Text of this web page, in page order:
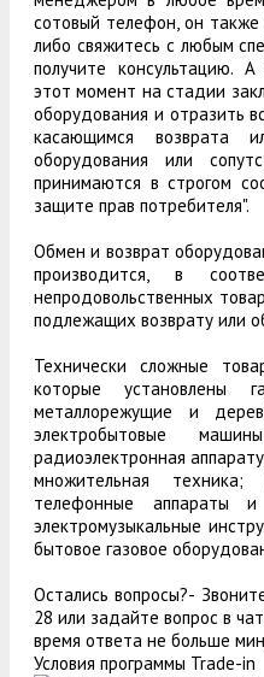
сотовый телефон, он также
либо свяжитесь с любым
получите консультацию. А
этот момент на стадии
оборудования и отразить
касающимся возврата
оборудования или
принимаются в строгом
защите прав потребителя".
Обмен и возврат
производится, в
непродовольственных
подлежащих возврату или
Технически сложные
которые установлены
металлорежущие и
электробытовые
радиоэлектронная
множительная
телефонные аппараты и
электромузыкальные
бытовое газовое
Остались вопросы?-
28 или задайте вопрос в
время ответа не больше
Условия программы Trade-in